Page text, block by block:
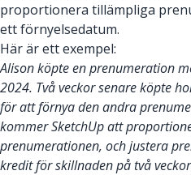
proportionera tillämpliga
ett förnyelsedatum.
Här är ett exempel:
Alison köpte en prenumeration
2024. Två veckor senare köpte
för att förnya den andra
kommer SketchUp att
prenumerationen, och justera
kredit för skillnaden på två